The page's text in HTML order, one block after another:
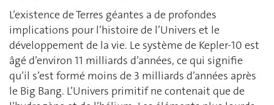
L’existence de Terres géantes a de profondes
implications pour l’histoire de l’Univers et le
développement de la vie. Le système de Kepler-10 est
âgé d’environ 11 milliards d’années, ce qui signifie
qu’il s’est formé moins de 3 milliards d’années après
le Big Bang. L’Univers primitif ne contenait que de